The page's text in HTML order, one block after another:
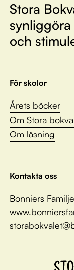
Stora
och
För skolor
Årets böcker
Om Stora
Om läsning
Kontakta oss
Bonniers